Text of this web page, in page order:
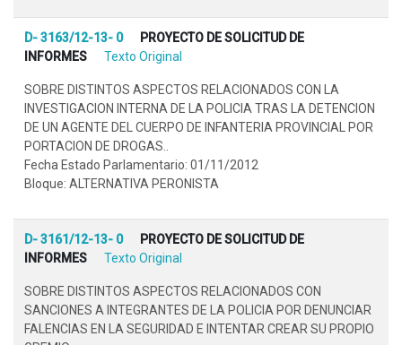
D- 3163/12-13- 0
PROYECTO DE SOLICITUD DE
INFORMES
Texto Original
SOBRE DISTINTOS ASPECTOS RELACIONADOS CON LA
INVESTIGACION INTERNA DE LA POLICIA TRAS LA DETENCION
DE UN AGENTE DEL CUERPO DE INFANTERIA PROVINCIAL POR
PORTACION DE DROGAS..
Fecha Estado Parlamentario: 01/11/2012
Bloque: ALTERNATIVA PERONISTA
D- 3161/12-13- 0
PROYECTO DE SOLICITUD DE
INFORMES
Texto Original
SOBRE DISTINTOS ASPECTOS RELACIONADOS CON
SANCIONES A INTEGRANTES DE LA POLICIA POR DENUNCIAR
FALENCIAS EN LA SEGURIDAD E INTENTAR CREAR SU PROPIO